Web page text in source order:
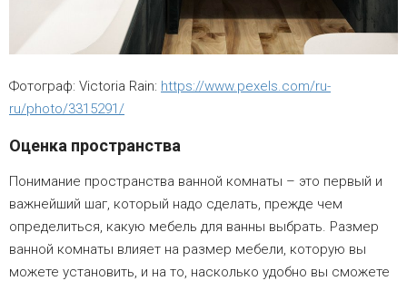
Фотограф: Victoria Rain: https://www.pexels.com/ru-
ru/photo/3315291/
Оценка пространства
Понимание пространства ванной комнаты – это первый и
важнейший шаг, который надо сделать, прежде чем
определиться, какую мебель для ванны выбрать. Размер
ванной комнаты влияет на размер мебели, которую вы
можете установить, и на то, насколько удобно вы сможете